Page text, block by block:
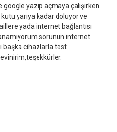
yazıp açmaya çalışırken
yarıya kadar doluyor ve
yada internet bağlantısı
internet
başka cihazlarla test